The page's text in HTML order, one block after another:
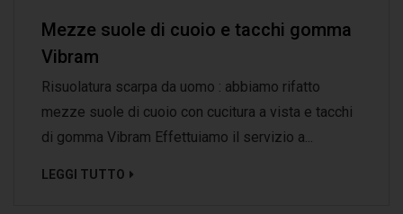
Mezze suole di cuoio e tacchi gomma
Vibram
Risuolatura scarpa da uomo : abbiamo rifatto
mezze suole di cuoio con cucitura a vista e tacchi
di gomma Vibram Effettuiamo il servizio a...
LEGGI TUTTO